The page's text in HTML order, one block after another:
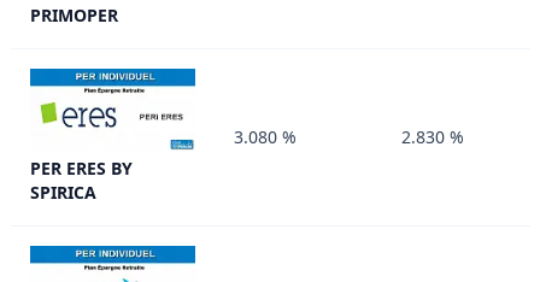
PRIMOPER
PER ERES BY
SPIRICA
3.080 % 2.830 %